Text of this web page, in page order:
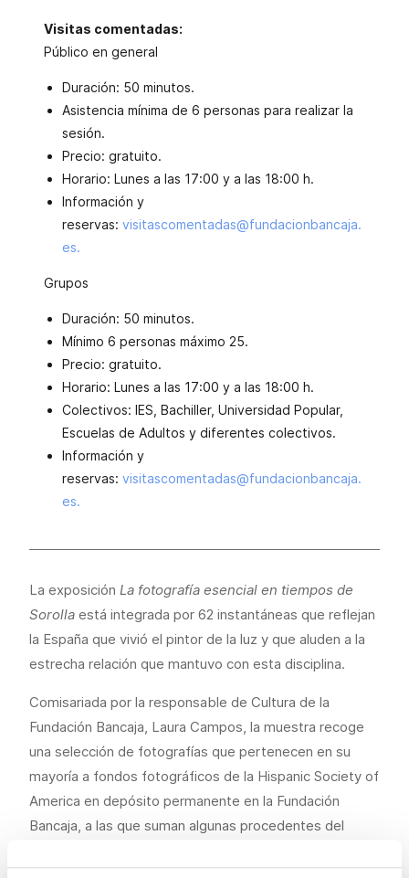
Visitas comentadas:
Público en general
Duración: 50 minutos.
Asistencia mínima de 6 personas para realizar la
sesión.
Precio: gratuito.
Horario: Lunes a las 17:00 y a las 18:00 h.
Información y
reservas: visitascomentadas@fundacionbancaja.
es.
Grupos
Duración: 50 minutos.
Mínimo 6 personas máximo 25.
Precio: gratuito.
Horario: Lunes a las 17:00 y a las 18:00 h.
Colectivos: IES, Bachiller, Universidad Popular,
Escuelas de Adultos y diferentes colectivos.
Información y
reservas: visitascomentadas@fundacionbancaja.
es.
La exposición La fotografía esencial en tiempos de
Sorolla está integrada por 62 instantáneas que reflejan
la España que vivió el pintor de la luz y que aluden a la
estrecha relación que mantuvo con esta disciplina.
Comisariada por la responsable de Cultura de la
Fundación Bancaja, Laura Campos, la muestra recoge
una selección de fotografías que pertenecen en su
mayoría a fondos fotográficos de la Hispanic Society of
America en depósito permanente en la Fundación
Bancaja, a las que suman algunas procedentes del